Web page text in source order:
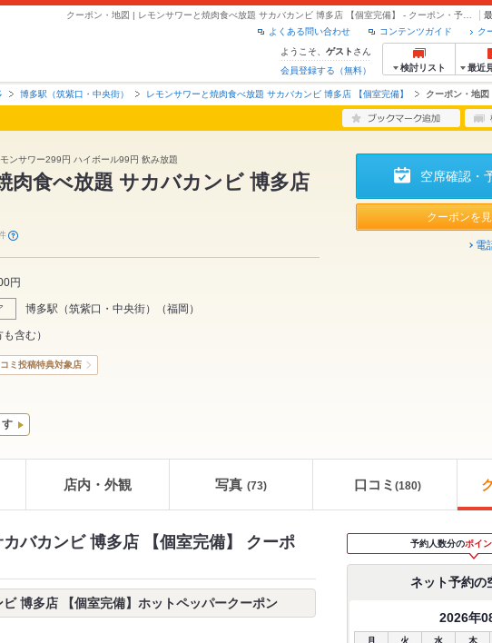
ク
コンテンツガイド
よくある問い合わせ
ようこそ、 ゲスト さん
会員登録する（無料）
検討リスト 最近
博多駅（筑紫口・中央街） レモンサワーと焼肉食べ放題 サカバカンビ 博多店 【個室完備】 クーポン・地図
ンサワー299円 ハイボール99円 飲み放題
肉食べ放題 サカバカンビ 博多店
円
博多駅（筑紫口・中央街） （福岡 ）
含む）
空席確認・
クーポンを
電
ミ投稿特典対象店
店内・外観 写真 (73) 口コミ (180)
バカンビ 博多店 【個室完備】 クーポ
博多店 【個室完備】ホットペッパークーポン
予約人数分のポイ
ネット予約の
2026年
月 火 水 木